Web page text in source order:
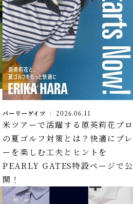
パーリーゲイツ 2026.06.11
米ツアーで活躍する原英莉花プロ
の夏ゴルフ対策とは？快適にプレ
ーを楽しむ工夫とヒントを
PEARLY GATES特設ページで公
開！